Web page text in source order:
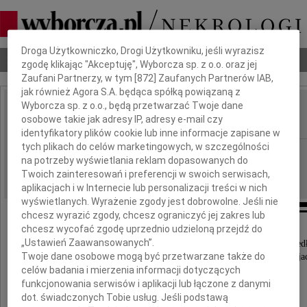
Nekrologi Odeszli Poradnik pogrzebowy
IMIĘ I NAZWISKO: Henryk Myłek
REGION: Rzeszów
DATA EMISJI: 02.12.2019
W dniu 28 listopada 2019 w wieku 74 lat
ukochany Mąż, Ojciec, Brat, Teść, Dziadek,
Dbamy o Twoją prywatność
Droga Użytkowniczko, Drogi Użytkowniku, jeśli wyrazisz
zgodę klikając "Akceptuję", Wyborcza sp. z o.o. oraz jej
Zaufani Partnerzy, w tym [872 ] Zaufanych Partnerów IAB,
jak również Agora S.A. będąca spółką powiązaną z
Wyborcza sp. z o.o., będą przetwarzać Twoje dane
osobowe takie jak adresy IP, adresy e-mail czy
identyfikatory plików cookie lub inne informacje zapisane w
tych plikach do celów marketingowych, w szczególności
na potrzeby wyświetlania reklam dopasowanych do
Twoich zainteresowań i preferencji w swoich serwisach,
aplikacjach i w Internecie lub personalizacji treści w nich
wyświetlanych. Wyrażenie zgody jest dobrowolne. Jeśli nie
chcesz wyrazić zgody, chcesz ograniczyć jej zakres lub
chcesz wycofać zgodę uprzednio udzieloną przejdź do
„Ustawień Zaawansowanych”.
Twoje dane osobowe mogą być przetwarzane także do
celów badania i mierzenia informacji dotyczących
funkcjonowania serwisów i aplikacji lub łączone z danymi
dot. świadczonych Tobie usług. Jeśli podstawą